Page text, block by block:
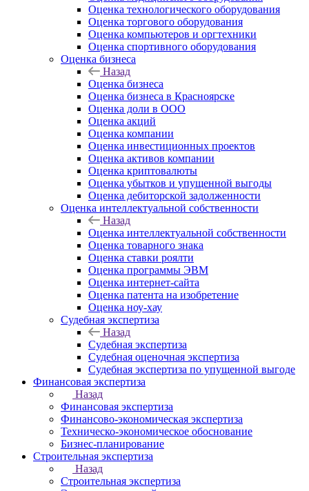
Оценка технологического оборудования
Оценка торгового оборудования
Оценка компьютеров и оргтехники
Оценка спортивного оборудования
Оценка бизнеса
Назад
Оценка бизнеса
Оценка бизнеса в Красноярске
Оценка доли в ООО
Оценка акций
Оценка компании
Оценка инвестиционных проектов
Оценка активов компании
Оценка криптовалюты
Оценка убытков и упущенной выгоды
Оценка дебиторской задолженности
Оценка интеллектуальной собственности
Назад
Оценка интеллектуальной собственности
Оценка товарного знака
Оценка ставки роялти
Оценка программы ЭВМ
Оценка интернет-сайта
Оценка патента на изобретение
Оценка ноу-хау
Судебная экспертиза
Назад
Судебная экспертиза
Судебная оценочная экспертиза
Судебная экспертиза по упущенной выгоде
Финансовая экспертиза
Назад
Финансовая экспертиза
Финансово-экономическая экспертиза
Техническо-экономическое обоснование
Бизнес-планирование
Строительная экспертиза
Назад
Строительная экспертиза